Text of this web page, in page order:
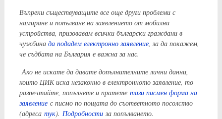
Въпреки съществуващите все още други проблеми с
намиране и попълване на заявлението от мобилни
устройства, призовавам всички български граждани в
чужбина да подадем електронно заявление, за да покажем,
че съдбата на България е важна за нас.
Ако не искате да давате допълнителните лични данни,
които ЦИК иска незаконно в електронното заявление, то
разпечтайте, попълнете и пратете тази писмен форма на
заявлениес писмо по пощата до съответното посолство
(адреса тук). Подробностиза попълването.